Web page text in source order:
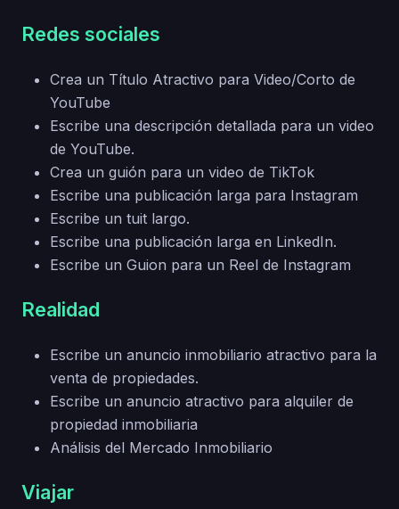
Redes sociales
Crea un Título Atractivo para Video/Corto de
YouTube
Escribe una descripción detallada para un video
de YouTube.
Crea un guión para un video de TikTok
Escribe una publicación larga para Instagram
Escribe un tuit largo.
Escribe una publicación larga en LinkedIn.
Escribe un Guion para un Reel de Instagram
Realidad
Escribe un anuncio inmobiliario atractivo para la
venta de propiedades.
Escribe un anuncio atractivo para alquiler de
propiedad inmobiliaria
Análisis del Mercado Inmobiliario
Viajar